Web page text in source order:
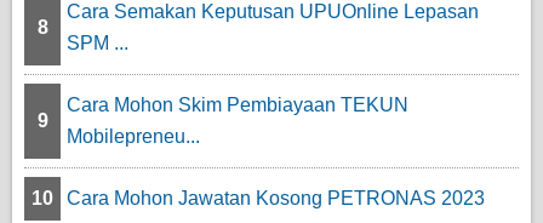
8
Cara Semakan Keputusan UPUOnline Lepasan
SPM ...
9
Cara Mohon Skim Pembiayaan TEKUN
Mobilepreneu...
10 Cara Mohon Jawatan Kosong PETRONAS 2023